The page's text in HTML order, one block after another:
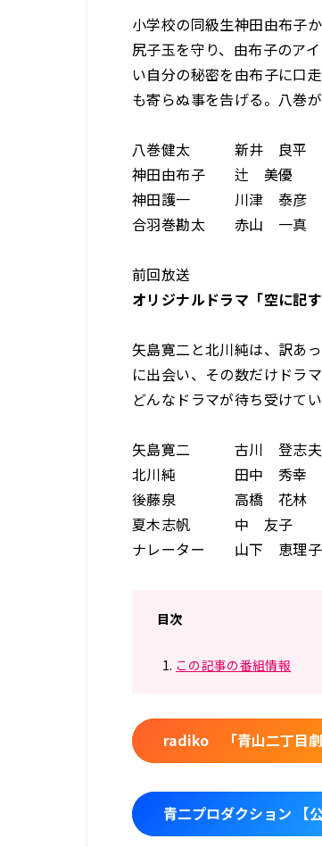
小学校の同級生神田由布子
尻子玉を守り、由布子のア
い自分の秘密を由布子に口
も寄らぬ事を告げる。八巻
八巻健太 新井 良平
神田由布子 辻 美優
神田護一 川津 泰彦
合羽巻勘太 赤山 一真
前回放送
オリジナルドラマ「空に記
矢島寛二と北川純は、訳あ
に出会い、その数だけドラ
どんなドラマが待ち受けて
矢島寛二 古川 登志夫
北川純 田中 秀幸
後藤泉 高橋 花林
夏木志帆 中 友子
ナレーター 山下 恵理子
目次
この記事の番組情報
radiko 「青山二丁目
青二プロダクション 【